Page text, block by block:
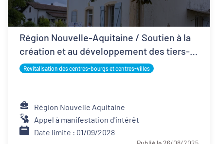
Région Nouvelle-Aquitaine / Soutien à la
création et au développement des tiers-
lieux
Revitalisation des centres-bourgs et centres-villes
Région Nouvelle Aquitaine
Appel à manifestation d'intérêt
Date limite : 01/09/2028